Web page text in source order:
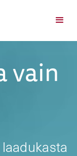
vain